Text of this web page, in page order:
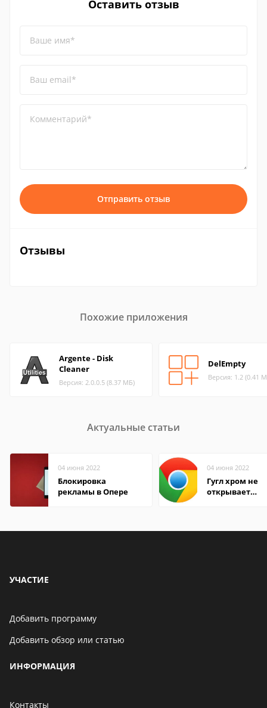
Оставить отзыв
Ваше имя*
Ваш email*
Комментарий*
Отправить отзыв
Отзывы
Похожие приложения
Argente - Disk
Cleaner
Версия: 2.0.0.5 (8.37 МБ)
DelEmpty
Версия: 1.2 (0.41
Актуальные статьи
04 июня 2022
Блокировка
рекламы в Опере
04 июня 2022
Гугл хром не
открывает
УЧАСТИЕ
Добавить программу
Добавить обзор или статью
ИНФОРМАЦИЯ
Контакты